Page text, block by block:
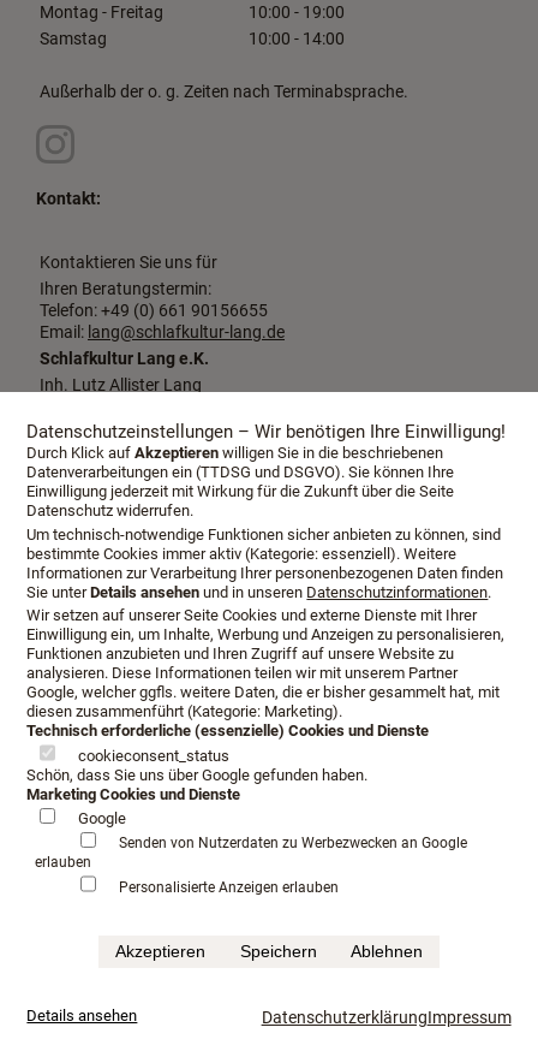
Montag - Freitag
10:00 - 19:00
Samstag
10:00 - 14:00
Außerhalb der o. g. Zeiten nach Terminabsprache.
Kontakt:
Kontaktieren Sie uns für
Ihren Beratungstermin:
Telefon: +49 (0) 661 90156655
Email: lang@schlafkultur-lang.de
Schlafkultur Lang e.K.
Inh. Lutz Allister Lang
36037 Fulda
Öffnungszeiten Anfahrt
Beratungstermin
Serviceangebot
Infopaket
mehr...
Häufig gesucht: Boxspringbetten Testen Luxushotel schlafen
Datenschutzeinstellungen – Wir benötigen Ihre Einwilligung!
Durch Klick aufAkzeptieren willigen Sie in die beschriebenen
Datenverarbeitungen ein (TTDSG und DSGVO). Sie können Ihre
Einwilligung jederzeit mit Wirkung für die Zukunft über die Seite
Datenschutz widerrufen.
Um technisch-notwendige Funktionen sicher anbieten zu können, sind
bestimmte Cookies immer aktiv (Kategorie: essenziell). Weitere
Informationen zur Verarbeitung Ihrer personenbezogenen Daten finden
Sie unterDetails ansehen und in unseren Datenschutzinformationen.
Wir setzen auf unserer Seite Cookies und externe Dienste mit Ihrer
Einwilligung ein, um Inhalte, Werbung und Anzeigen zu personalisieren,
Funktionen anzubieten und Ihren Zugriff auf unsere Website zu
analysieren. Diese Informationen teilen wir mit unserem Partner
Google, welcher ggfls. weitere Daten, die er bisher gesammelt hat, mit
diesen zusammenführt (Kategorie: Marketing).
Technisch erforderliche (essenzielle) Cookies und Dienste
cookieconsent_status
Schön, dass Sie uns über Google gefunden haben.
Marketing Cookies und Dienste
Google
Senden von Nutzerdaten zu Werbezwecken an Google
erlauben
Personalisierte Anzeigen erlauben
Akzeptieren Speichern Ablehnen
Details ansehen DatenschutzerklärungImpressum